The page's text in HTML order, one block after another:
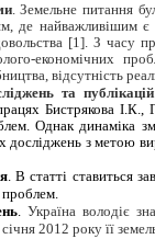
. Земельне питання
де найважливішим
[1]. З часу
економічних
відсутність
та публікацій
працях Бистрякова
Однак динаміка
досліджень з метою
. В статті ставиться
. Україна володіє
2012 року її